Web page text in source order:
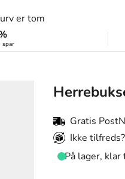
er tom
spar
Gratis
Ikke
På lager,